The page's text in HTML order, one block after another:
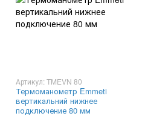
Артикул: TMEVN 80
Термоманометр Emmeti
вертикальний нижнее
подключение 80 мм